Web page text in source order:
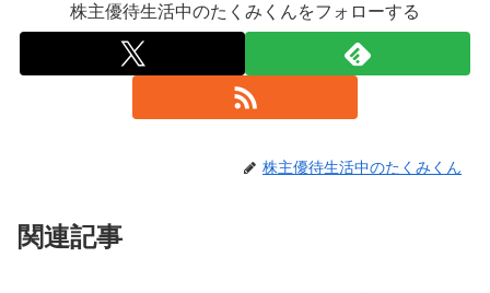
株主優待生活中のたくみくんをフォローする
株主優待生活中のたくみくん
関連記事